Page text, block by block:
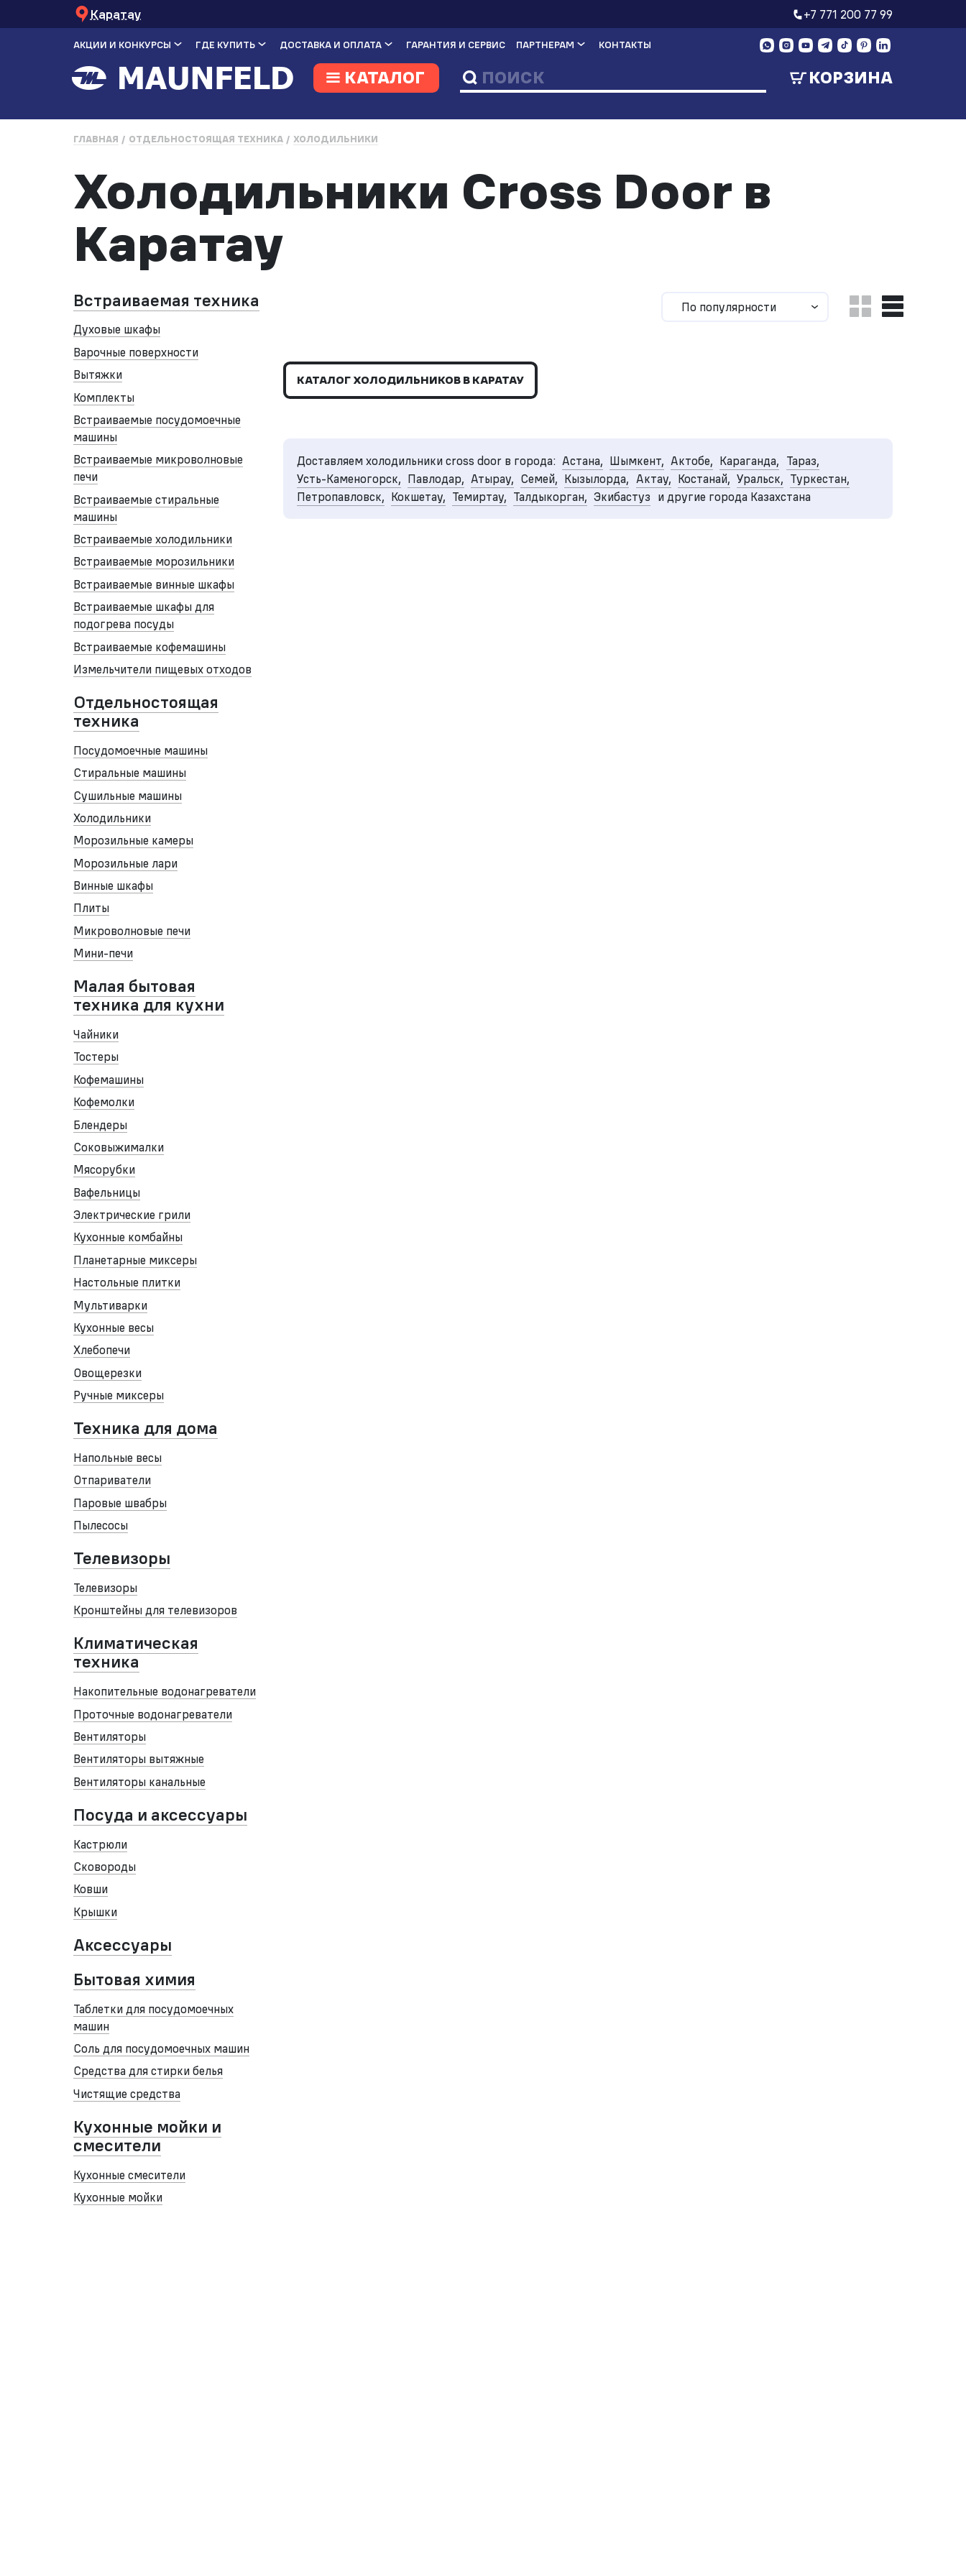
Каратау +7 771 200 77 99
АКЦИИ И КОНКУРСЫ ГДЕ КУПИТЬ ДОСТАВКА И ОПЛАТА ГАРАНТИЯ И СЕРВИС ПАРТНЕРАМ КОНТАКТЫ
КАТАЛОГ КОРЗИНА
ГЛАВНАЯ ОТДЕЛЬНОСТОЯЩАЯ ТЕХНИКА ХОЛОДИЛЬНИКИ
Холодильники Cross Door в
Каратау
Встраиваемая техника
Духовые шкафы
Варочные поверхности
Вытяжки
Комплекты
Встраиваемые посудомоечные
машины
Встраиваемые микроволновые
печи
Встраиваемые стиральные
машины
Встраиваемые холодильники
Встраиваемые морозильники
Встраиваемые винные шкафы
Встраиваемые шкафы для
подогрева посуды
Встраиваемые кофемашины
Измельчители пищевых отходов
Отдельностоящая
техника
Посудомоечные машины
Стиральные машины
Сушильные машины
Холодильники
Морозильные камеры
Морозильные лари
Винные шкафы
Плиты
Микроволновые печи
Мини-печи
Малая бытовая
техника для кухни
Чайники
Тостеры
Кофемашины
Кофемолки
Блендеры
Соковыжималки
Мясорубки
Вафельницы
Электрические грили
Кухонные комбайны
Планетарные миксеры
Настольные плитки
Мультиварки
Кухонные весы
Хлебопечи
Овощерезки
Ручные миксеры
Техника для дома
Напольные весы
Отпариватели
Паровые швабры
Пылесосы
Телевизоры
Телевизоры
Кронштейны для телевизоров
Климатическая
техника
Накопительные водонагреватели
Проточные водонагреватели
Вентиляторы
Вентиляторы вытяжные
Вентиляторы канальные
Посуда и аксессуары
Кастрюли
Сковороды
Ковши
Крышки
Аксессуары
Бытовая химия
Таблетки для посудомоечных
машин
Соль для посудомоечных машин
Средства для стирки белья
Чистящие средства
Кухонные мойки и
смесители
Кухонные смесители
Кухонные мойки
По популярности
КАТАЛОГ ХОЛОДИЛЬНИКОВ В КАРАТАУ
Доставляем холодильники cross door в города: Астана, Шымкент, Актобе, Караганда, Тараз,
Усть-Каменогорск, Павлодар, Атырау, Семей, Кызылорда, Актау, Костанай, Уральск, Туркестан,
Петропавловск, Кокшетау, Темиртау, Талдыкорган, Экибастуз и другие города Казахстана